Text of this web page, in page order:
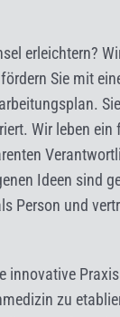
erleichtern?
Sie mit
Wir leben
Ideen sind
Person und
innovative
zu